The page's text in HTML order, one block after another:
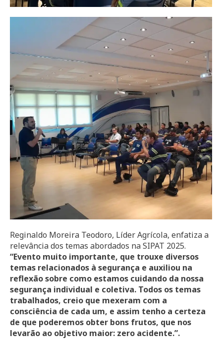
Reginaldo Moreira Teodoro, Líder Agrícola, enfatiza a
relevância dos temas abordados na SIPAT 2025.
“Evento muito importante, que trouxe diversos
temas relacionados à segurança e auxiliou na
reflexão sobre como estamos cuidando da nossa
segurança individual e coletiva. Todos os temas
trabalhados, creio que mexeram com a
consciência de cada um, e assim tenho a certeza
de que poderemos obter bons frutos, que nos
levarão ao objetivo maior: zero acidente.”.